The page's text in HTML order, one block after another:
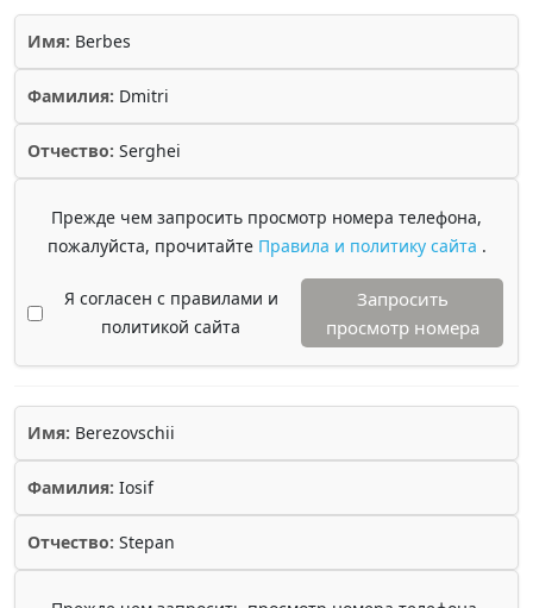
Имя: Berbes
Фамилия: Dmitri
Отчество: Serghei
Прежде чем запросить просмотр номера телефона,
пожалуйста, прочитайте Правила и политику сайта .
Я согласен с правилами и
политикой сайта
Запросить
просмотр номера
Имя: Berezovschii
Фамилия: Iosif
Отчество: Stepan